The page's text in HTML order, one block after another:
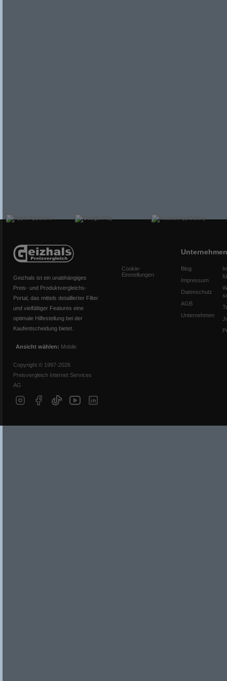
Geizhals ist ein unabhängiges
Preis- und Produktvergleichs-
Portal, das mittels detaillierter Filter
und vielfältiger Features eine
optimale Hilfestellung bei der
Kaufentscheidung bietet.
Ansicht wählen: Mobile
Copyright © 1997-2026
Preisvergleich Internet Services
AG
Cookie-
Einstellungen
Unternehmen
Blog
Impressum
Datenschutz
AGB
Unternehmen